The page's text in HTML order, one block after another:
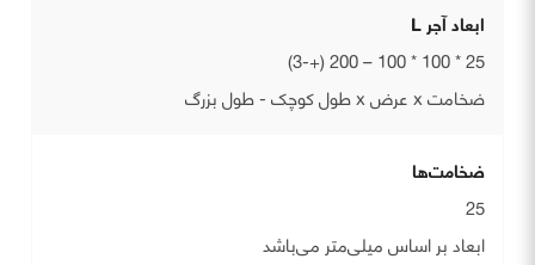
ابعاد آجر L
25 * 100 * 100 – 200 (+-3)
ضخامت x عرض x طول کوچک - طول بزرگ
ضخامت‌ها
25
ابعاد بر اساس میلی‌متر می‌باشد